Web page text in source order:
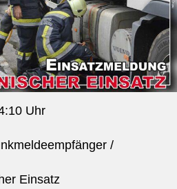
Uhr
/
Einsatz